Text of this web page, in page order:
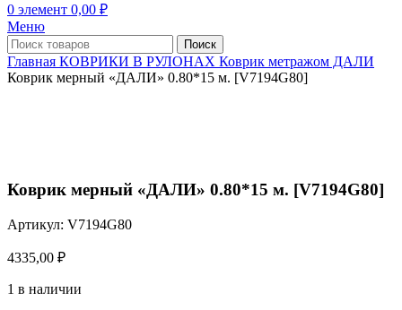
0 элемент 0,00 ₽
Меню
Поиск
Главная КОВРИКИ В РУЛОНАХ Коврик метражом ДАЛИ
Коврик мерный «ДАЛИ» 0.80*15 м. [V7194G80]
Коврик мерный «ДАЛИ» 0.80*15 м. [V7194G80]
Артикул: V7194G80
4335,00 ₽
1 в наличии